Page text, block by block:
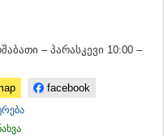
– პარასკევი 10:00 –
facebook